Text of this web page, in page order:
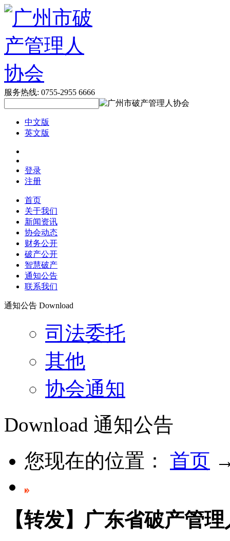
服务热线: 0755-2955 6666
中文版
英文版
登录
注册
首页
关于我们
新闻资讯
协会动态
财务公开
破产公开
智慧破产
通知公告
联系我们
通知公告 Download
司法委托
其他
协会通知
Download 通知公告
您现在的位置：
首页
【转发】广东省破产管